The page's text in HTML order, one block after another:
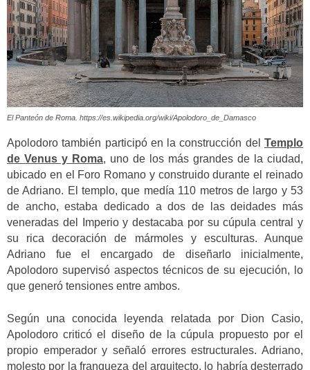
El Panteón de Roma. https://es.wikipedia.org/wiki/Apolodoro_de_Damasco
Apolodoro también participó en la construcción del Templo
de Venus y Roma, uno de los más grandes de la ciudad,
ubicado en el Foro Romano y construido durante el reinado
de Adriano. El templo, que medía 110 metros de largo y 53
de ancho, estaba dedicado a dos de las deidades más
veneradas del Imperio y destacaba por su cúpula central y
su rica decoración de mármoles y esculturas. Aunque
Adriano fue el encargado de diseñarlo inicialmente,
Apolodoro supervisó aspectos técnicos de su ejecución, lo
que generó tensiones entre ambos.
Según una conocida leyenda relatada por Dion Casio,
Apolodoro criticó el diseño de la cúpula propuesto por el
propio emperador y señaló errores estructurales. Adriano,
molesto por la franqueza del arquitecto, lo habría desterrado